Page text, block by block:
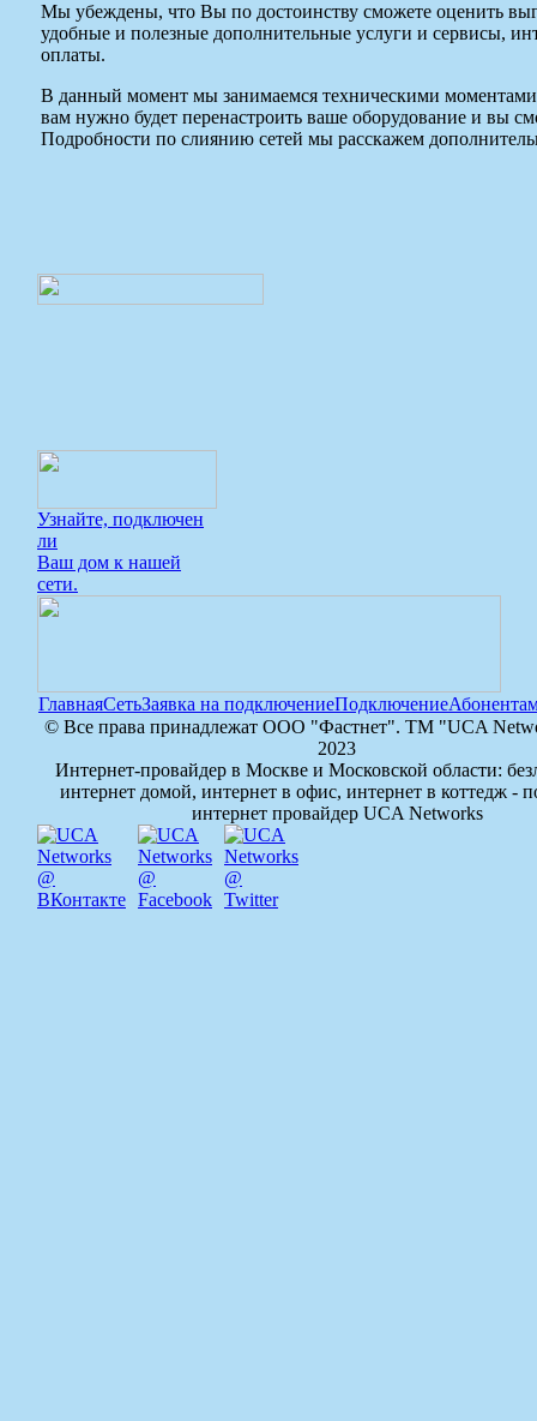
Мы убеждены, что Вы по достоинству сможете оценить
удобные и полезные дополнительные услуги и сервисы,
оплаты.
В данный момент мы занимаемся техническими
вам нужно будет перенастроить ваше оборудование и вы
Подробности по слиянию сетей мы расскажем
Узнайте, подключен
ли
Ваш дом к нашей
сети.
ГлавнаяСетьЗаявка на подключениеПодключение
© Все права принадлежат ООО "Фастнет". TM "UCA
2023
Интернет-провайдер в Москве и Московской области:
интернет домой, интернет в офис, интернет в коттедж -
интернет провайдер UCA Networks